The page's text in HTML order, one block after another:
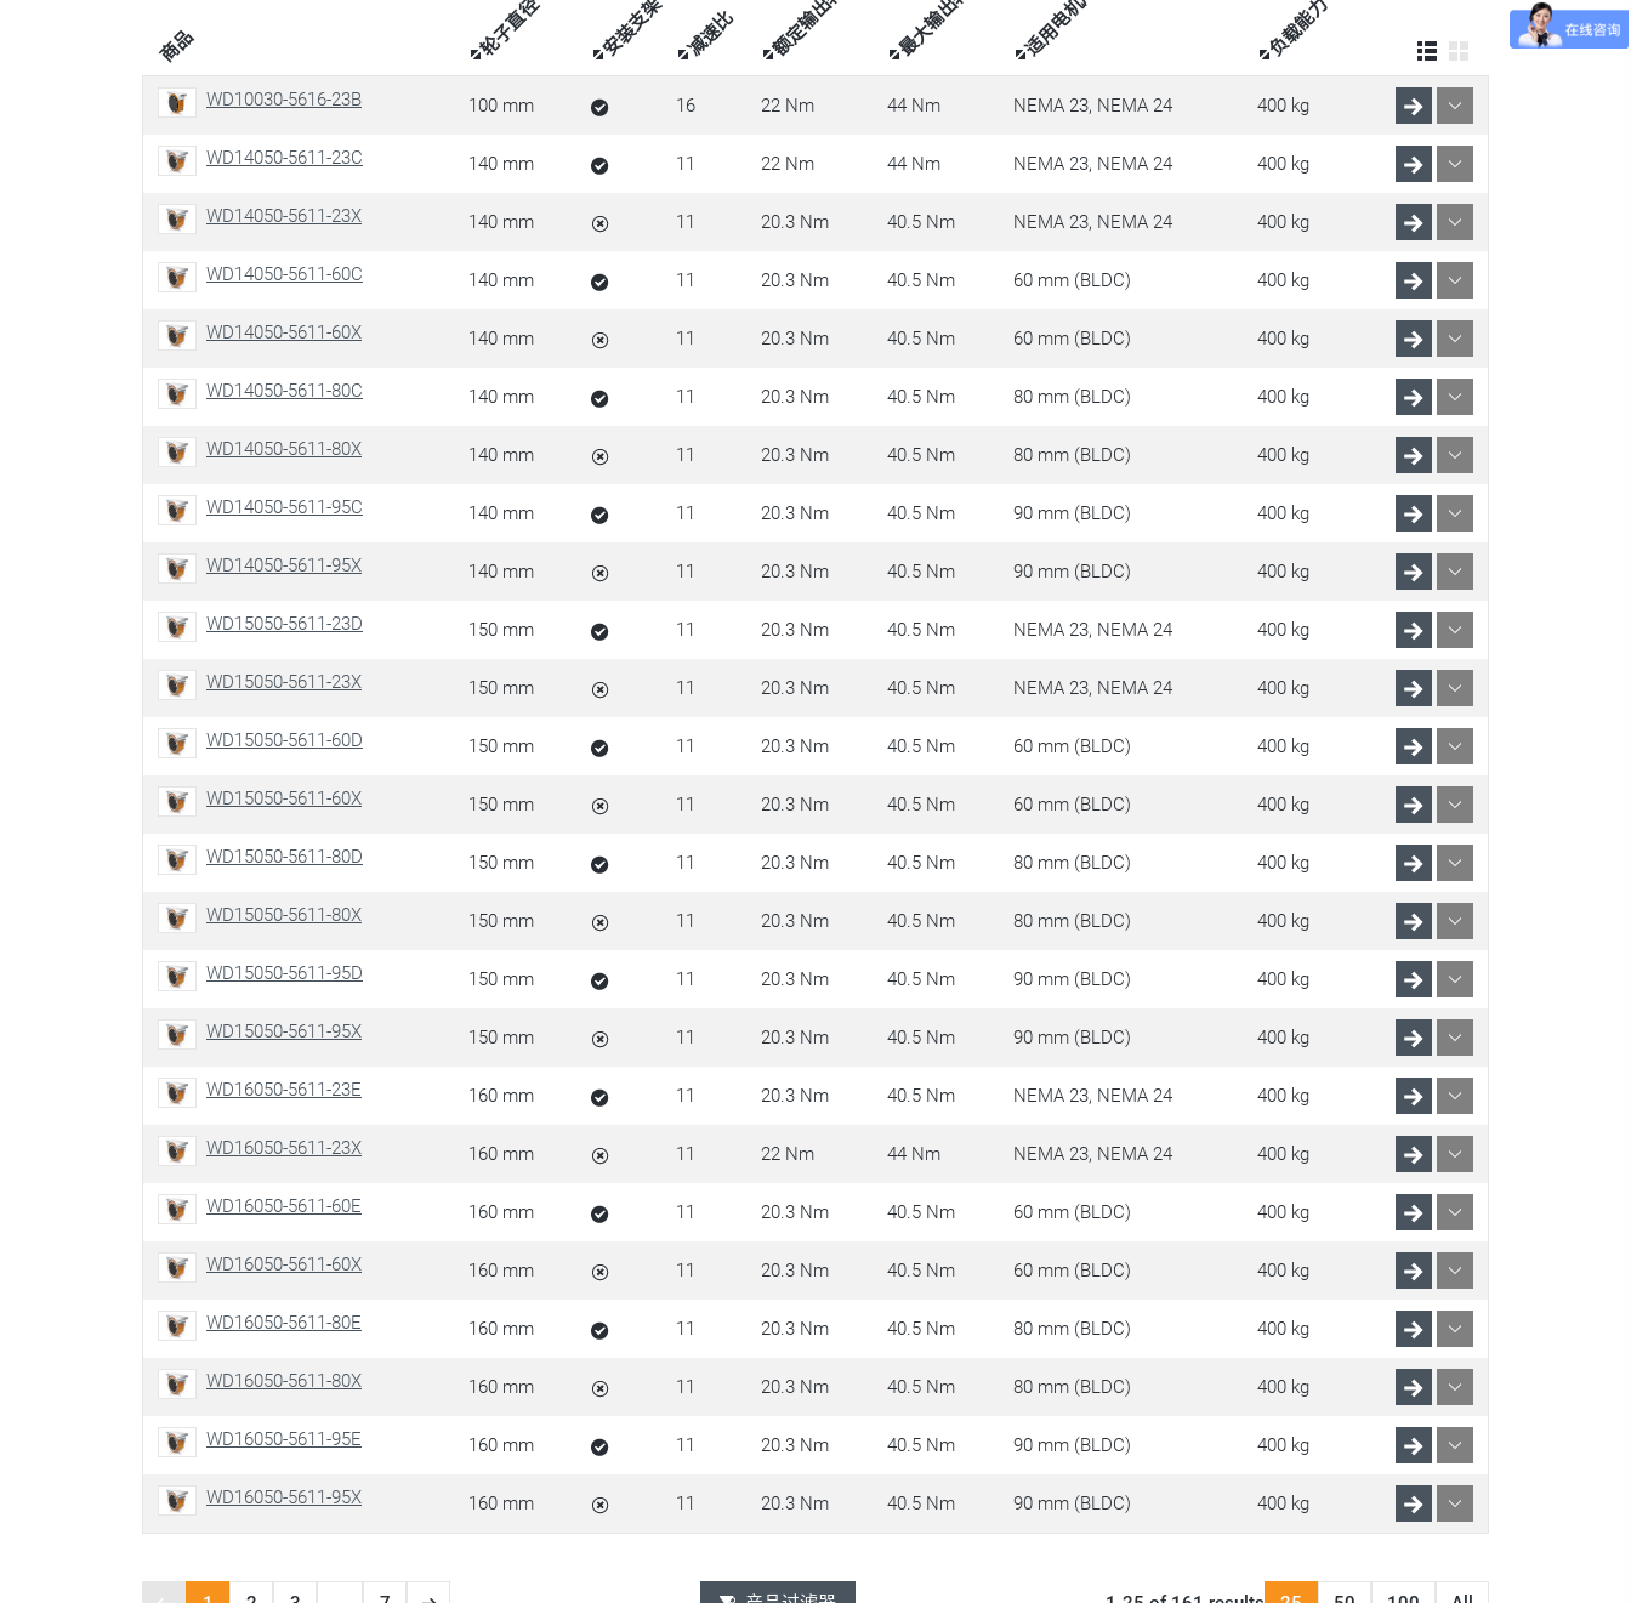
商品 轮子直径 安装支架 减速比 负载能力
WD10030-5616-23B 100 mm 16 22 Nm 44 Nm NEMA 23, NEMA 24 400 kg
WD14050-5611-23C 140 mm 11 22 Nm 44 Nm NEMA 23, NEMA 24 400 kg
WD14050-5611-23X 140 mm 11 20.3 Nm 40.5 Nm NEMA 23, NEMA 24 400 kg
WD14050-5611-60C 140 mm 11 20.3 Nm 40.5 Nm 60 mm (BLDC) 400 kg
WD14050-5611-60X 140 mm 11 20.3 Nm 40.5 Nm 60 mm (BLDC) 400 kg
WD14050-5611-80C 140 mm 11 20.3 Nm 40.5 Nm 80 mm (BLDC) 400 kg
WD14050-5611-80X 140 mm 11 20.3 Nm 40.5 Nm 80 mm (BLDC) 400 kg
WD14050-5611-95C 140 mm 11 20.3 Nm 40.5 Nm 90 mm (BLDC) 400 kg
WD14050-5611-95X 140 mm 11 20.3 Nm 40.5 Nm 90 mm (BLDC) 400 kg
WD15050-5611-23D 150 mm 11 20.3 Nm 40.5 Nm NEMA 23, NEMA 24 400 kg
WD15050-5611-23X 150 mm 11 20.3 Nm 40.5 Nm NEMA 23, NEMA 24 400 kg
WD15050-5611-60D 150 mm 11 20.3 Nm 40.5 Nm 60 mm (BLDC) 400 kg
WD15050-5611-60X 150 mm 11 20.3 Nm 40.5 Nm 60 mm (BLDC) 400 kg
WD15050-5611-80D 150 mm 11 20.3 Nm 40.5 Nm 80 mm (BLDC) 400 kg
WD15050-5611-80X 150 mm 11 20.3 Nm 40.5 Nm 80 mm (BLDC) 400 kg
WD15050-5611-95D 150 mm 11 20.3 Nm 40.5 Nm 90 mm (BLDC) 400 kg
WD15050-5611-95X 150 mm 11 20.3 Nm 40.5 Nm 90 mm (BLDC) 400 kg
WD16050-5611-23E 160 mm 11 20.3 Nm 40.5 Nm NEMA 23, NEMA 24 400 kg
WD16050-5611-23X 160 mm 11 22 Nm 44 Nm NEMA 23, NEMA 24 400 kg
WD16050-5611-60E 160 mm 11 20.3 Nm 40.5 Nm 60 mm (BLDC) 400 kg
WD16050-5611-60X 160 mm 11 20.3 Nm 40.5 Nm 60 mm (BLDC) 400 kg
WD16050-5611-80E 160 mm 11 20.3 Nm 40.5 Nm 80 mm (BLDC) 400 kg
WD16050-5611-80X 160 mm 11 20.3 Nm 40.5 Nm 80 mm (BLDC) 400 kg
WD16050-5611-95E 160 mm 11 20.3 Nm 40.5 Nm 90 mm (BLDC) 400 kg
WD16050-5611-95X 160 mm 11 20.3 Nm 40.5 Nm 90 mm (BLDC) 400 kg